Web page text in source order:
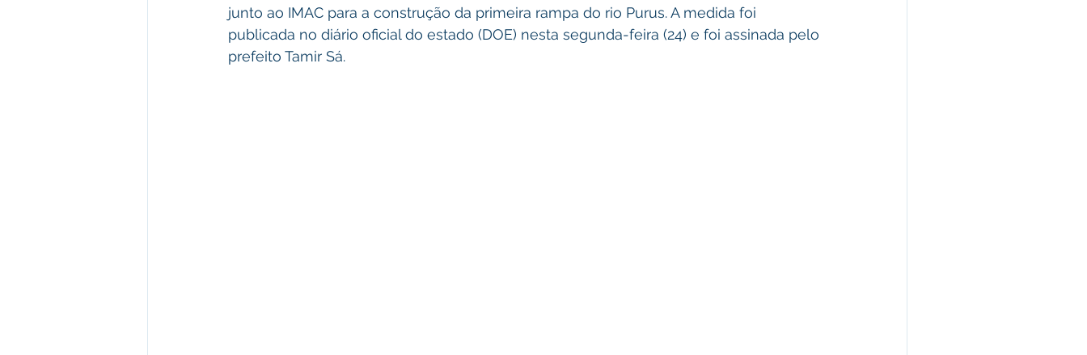
junto ao IMAC para a construção da primeira rampa do rio Purus. A medida foi
publicada no diário oficial do estado (DOE) nesta segunda-feira (24) e foi assinada pelo
prefeito Tamir Sá.